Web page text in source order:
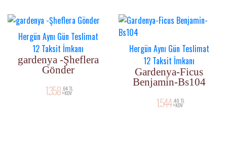
Hergün Aynı Gün Teslimat
12 Taksit İmkanı
gardenya -Şheflera
Gönder
1.358 ,64 TL
+KDV
Hergün Aynı Gün Teslimat
12 Taksit İmkanı
Gardenya-Ficus
Benjamin-Bs104
1.544 ,40 TL
+KDV